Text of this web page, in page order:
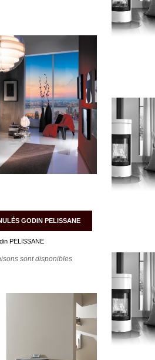
GODIN PELISSANE
PELISSANE
sont disponibles